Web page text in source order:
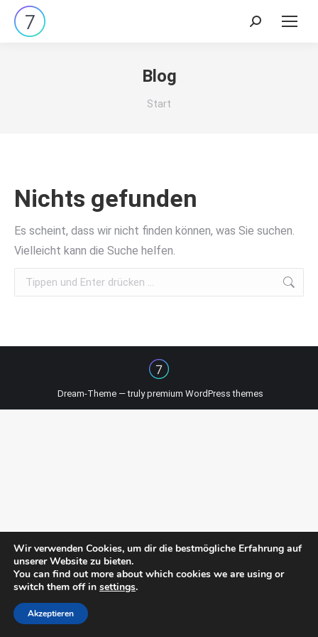
Search:
Blog
Sie befinden sich hier:
Start
Nichts gefunden
Es scheint, dass wir nicht finden können, was Sie suchen.
Vielleicht kann die Suche helfen.
Search:
Dream-Theme — trulypremium WordPress themes
Wir verwenden Cookies, um dir die bestmögliche Erfahrung auf
unserer Website zu bieten.
You can find out more about which cookies we are using or
switch them off in settings.
Akzeptieren